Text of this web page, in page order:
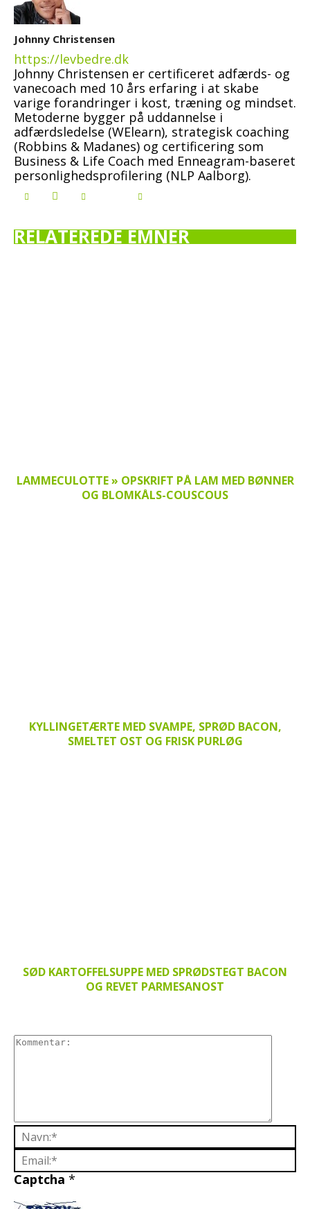
Johnny Christensen
https://levbedre.dk
Johnny Christensen er certificeret adfærds- og
vanecoach med 10 års erfaring i at skabe
varige forandringer i kost, træning og mindset.
Metoderne bygger på uddannelse i
adfærdsledelse (WElearn), strategisk coaching
(Robbins & Madanes) og certificering som
Business & Life Coach med Enneagram-baseret
personlighedsprofilering (NLP Aalborg).
RELATEREDE EMNER
LAMMECULOTTE » OPSKRIFT PÅ LAM MED BØNNER
OG BLOMKÅLS-COUSCOUS
KYLLINGETÆRTE MED SVAMPE, SPRØD BACON,
SMELTET OST OG FRISK PURLØG
SØD KARTOFFELSUPPE MED SPRØDSTEGT BACON
OG REVET PARMESANOST
Captcha *